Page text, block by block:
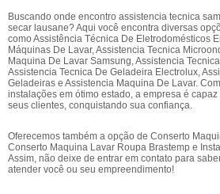
Buscando onde encontro assistencia tecnica
secar lausane? Aqui você encontra diversas
como Assistência Técnica De Eletrodomésticos
Máquinas De Lavar, Assistencia Tecnica
Maquina De Lavar Samsung, Assistencia
Assistencia Tecnica De Geladeira Electrolux,
Geladeiras e Assistencia Maquina De Lavar.
instalações em ótimo estado, a empresa é
seus clientes, conquistando sua confiança.
Oferecemos também a opção de Conserto
Conserto Maquina Lavar Roupa Brastemp e
Assim, não deixe de entrar em contato para
atender você ou seu empreendimento!